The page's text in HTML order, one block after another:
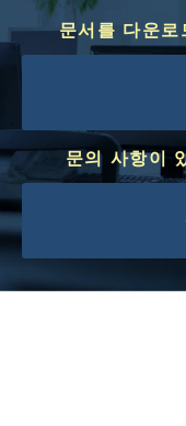
문서를 다운
문의 사항이